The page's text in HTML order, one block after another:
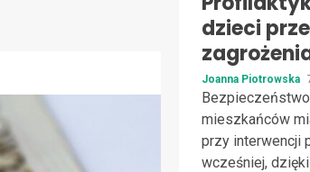
dzieci
Joanna Piotrowska
Bezpieczeństwo
mieszkańców
przy interwencji
wcześniej,